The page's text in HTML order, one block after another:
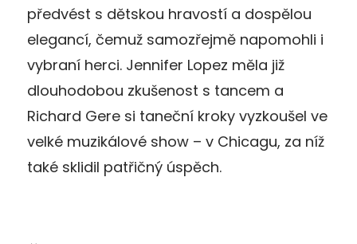
předvést s dětskou hravostí a dospělou
elegancí, čemuž samozřejmě napomohli i
vybraní herci. Jennifer Lopez měla již
dlouhodobou zkušenost s tancem a
Richard Gere si taneční kroky vyzkoušel ve
velké muzikálové show – v Chicagu, za níž
také sklidil patřičný úspěch.